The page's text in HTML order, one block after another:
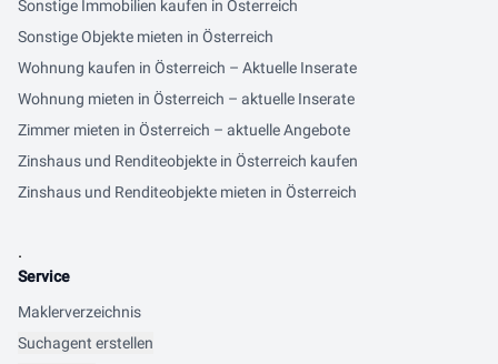
Sonstige Immobilien kaufen in Österreich
Sonstige Objekte mieten in Österreich
Wohnung kaufen in Österreich – Aktuelle Inserate
Wohnung mieten in Österreich – aktuelle Inserate
Zimmer mieten in Österreich – aktuelle Angebote
Zinshaus und Renditeobjekte in Österreich kaufen
Zinshaus und Renditeobjekte mieten in Österreich
.
Service
Maklerverzeichnis
Suchagent erstellen